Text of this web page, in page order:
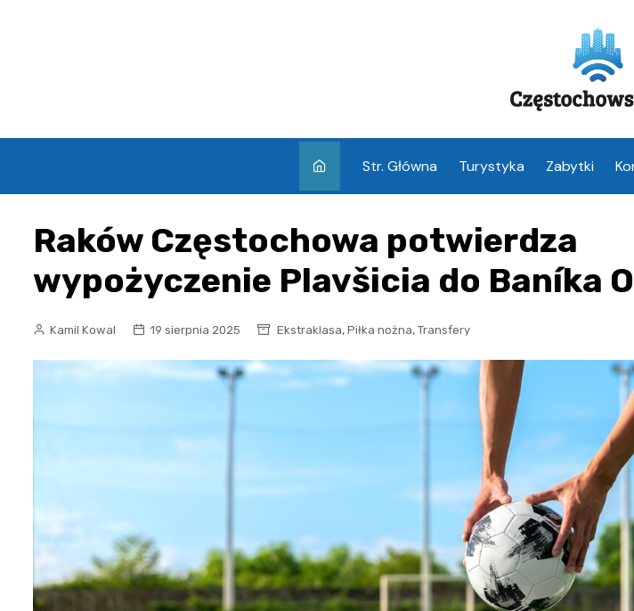
Str. Główna Turystyka Zabytki
Raków Częstochowa potwierdza
wypożyczenie Plavšicia do Baníka
Kamil Kowal 19 sierpnia 2025 Ekstraklasa, Piłka nożna, Transfery